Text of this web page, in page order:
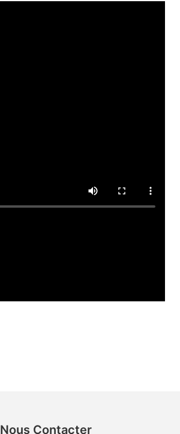
Nous Contacter